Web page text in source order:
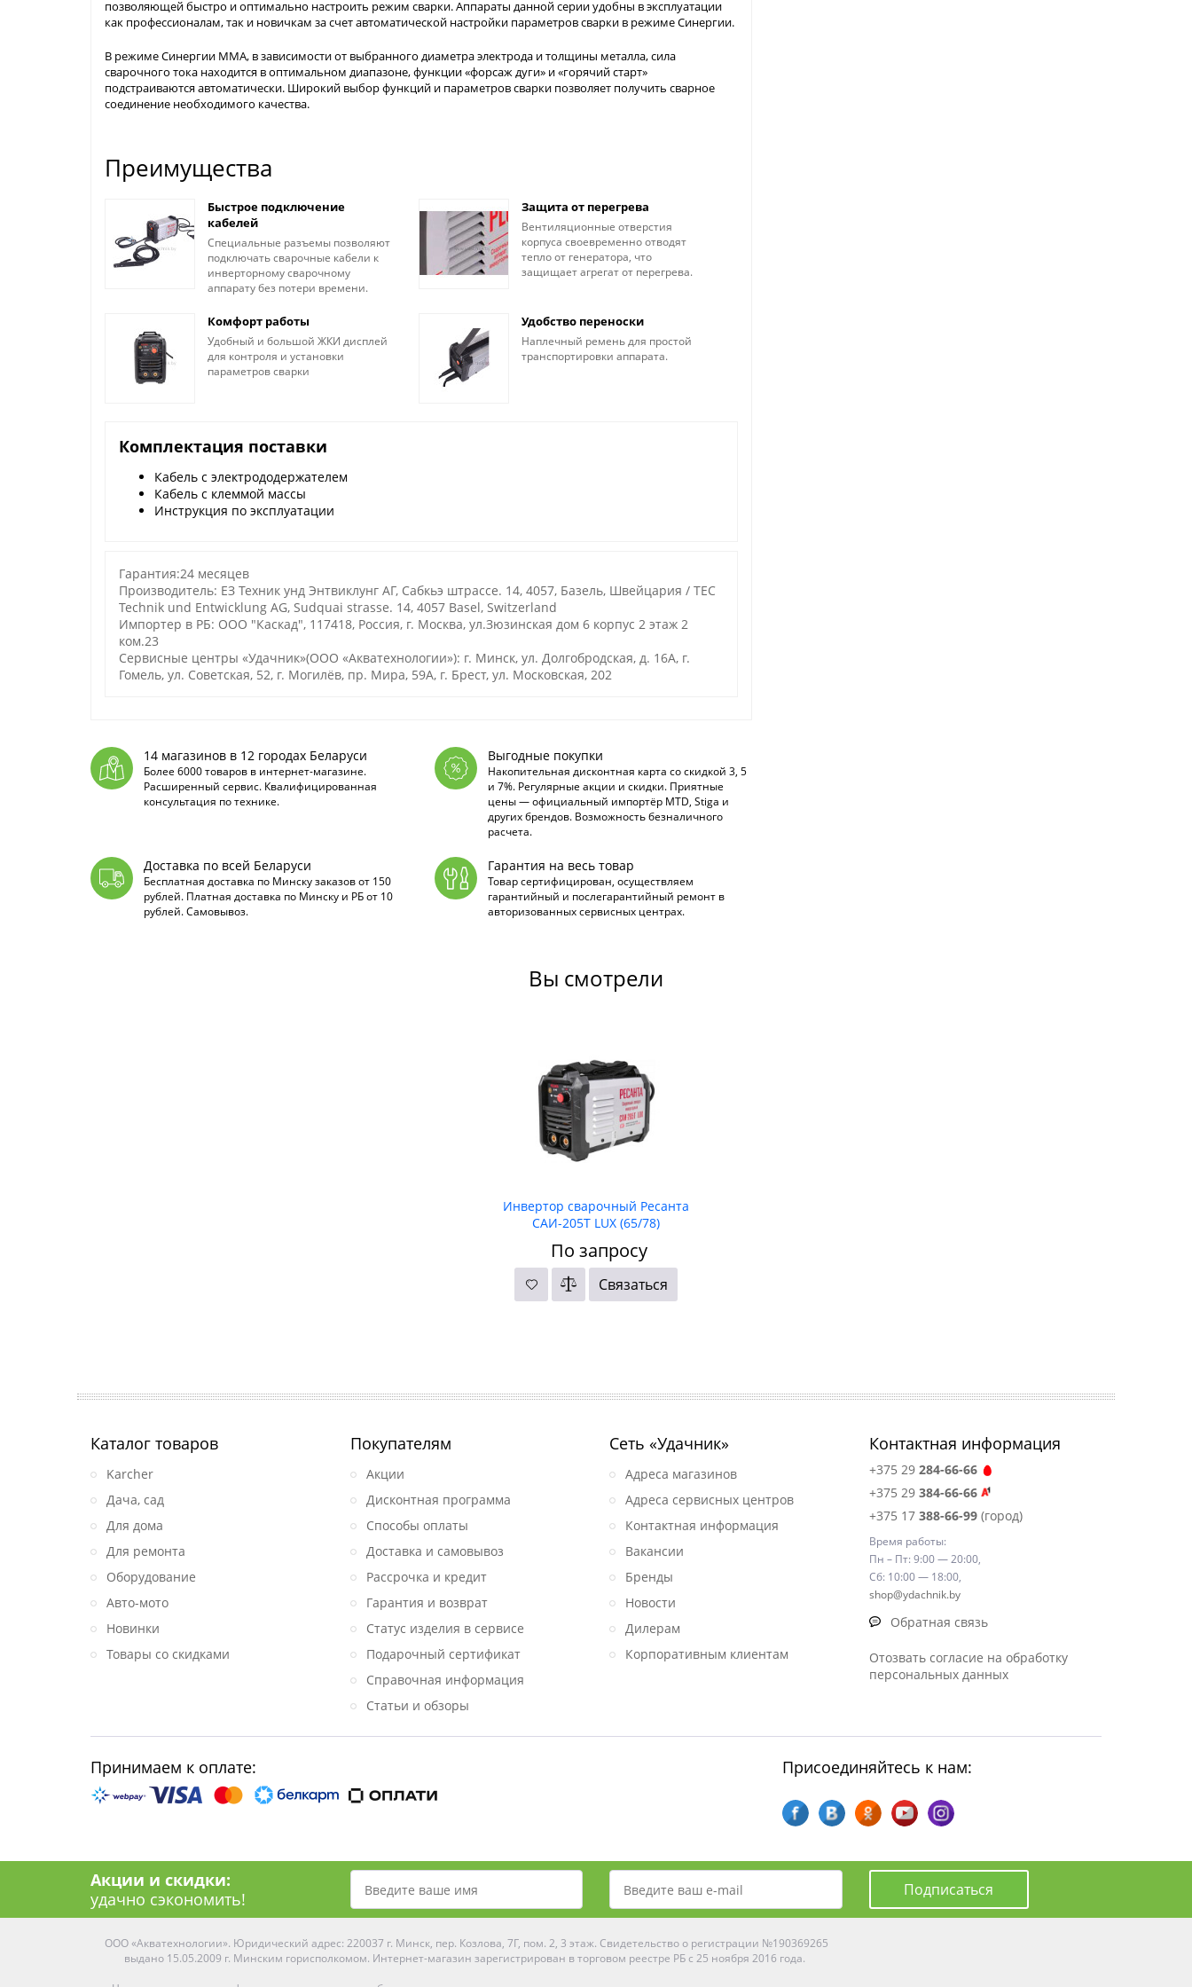
позволяющей быстро и оптимально настроить режим сварки. Аппараты данной серии удобны в эксплуатации
как профессионалам, так и новичкам за счет автоматической настройки параметров сварки в режиме Синергии.
В режиме Синергии ММА, в зависимости от выбранного диаметра электрода и толщины металла, сила
сварочного тока находится в оптимальном диапазоне, функции «форсаж дуги» и «горячий старт»
подстраиваются автоматически. Широкий выбор функций и параметров сварки позволяет получить сварное
соединение необходимого качества.
Преимущества
Быстрое подключение
кабелей
Специальные разъемы позволяют
подключать сварочные кабели к
инверторному сварочному
аппарату без потери времени.
Защита от перегрева
Вентиляционные отверстия
корпуса своевременно отводят
тепло от генератора, что
защищает агрегат от перегрева.
Комфорт работы
Удобный и большой ЖКИ дисплей
для контроля и установки
параметров сварки
Удобство переноски
Наплечный ремень для простой
транспортировки аппарата.
Комплектация поставки
Кабель с электрододержателем
Кабель с клеммой массы
Инструкция по эксплуатации
Гарантия:24 месяцев
Производитель: ЕЗ Техник унд Энтвиклунг АГ, Сабкьэ штрассе. 14, 4057, Базель, Швейцария / TEC
Technik und Entwicklung AG, Sudquai strasse. 14, 4057 Basel, Switzerland
Импортер в РБ: ООО "Каскад", 117418, Россия, г. Москва, ул.Зюзинская дом 6 корпус 2 этаж 2
ком.23
Сервисные центры «Удачник»(ООО «Акватехнологии»): г. Минск, ул. Долгобродская, д. 16А, г.
Гомель, ул. Советская, 52, г. Могилёв, пр. Мира, 59А, г. Брест, ул. Московская, 202
14 магазинов в 12 городах Беларуси
Более 6000 товаров в интернет-магазине.
Расширенный сервис. Квалифицированная
консультация по технике.
Выгодные покупки
Накопительная дисконтная карта со скидкой 3, 5
и 7%. Регулярные акции и скидки. Приятные
цены — официальный импортёр MTD, Stiga и
других брендов. Возможность безналичного
расчета.
Доставка по всей Беларуси
Бесплатная доставка по Минску заказов от 150
рублей. Платная доставка по Минску и РБ от 10
рублей. Самовывоз.
Гарантия на весь товар
Товар сертифицирован, осуществляем
гарантийный и послегарантийный ремонт в
авторизованных сервисных центрах.
Вы смотрели
Инвертор сварочный Ресанта
САИ-205Т LUX (65/78)
По запросу
Связаться
Каталог товаров
Karcher
Дача, сад
Для дома
Для ремонта
Оборудование
Авто-мото
Новинки
Товары со скидками
Покупателям
Акции
Дисконтная программа
Способы оплаты
Доставка и самовывоз
Рассрочка и кредит
Гарантия и возврат
Статус изделия в сервисе
Подарочный сертификат
Справочная информация
Статьи и обзоры
Сеть «Удачник»
Адреса магазинов
Адреса сервисных центров
Контактная информация
Вакансии
Бренды
Новости
Дилерам
Корпоративным клиентам
Контактная информация
+375 29 284-66-66
+375 29 384-66-66
+375 17 388-66-99(город)
Время работы:
Пн – Пт: 9:00 — 20:00,
Сб: 10:00 — 18:00,
shop@ydachnik.by
Обратная связь
Отозвать согласие на обработку
персональных данных
Принимаем к оплате: Присоединяйтесь к нам:
Акции и скидки:
удачно сэкономить!
Подписаться
ООО «Акватехнологии». Юридический адрес: 220037 г. Минск, пер. Козлова, 7Г, пом. 2, 3 этаж. Свидетельство о регистрации №190369265
выдано 15.05.2009 г. Минским горисполкомом. Интернет-магазин зарегистрирован в торговом реестре РБ с 25 ноября 2016 года.